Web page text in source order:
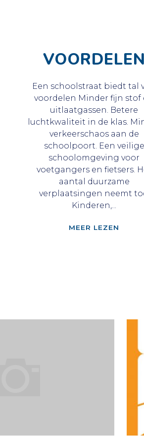
VOORDELEN
Een schoolstraat biedt tal
voordelen Minder fijn stof
uitlaatgassen. Betere
luchtkwaliteit in de klas.
verkeerschaos aan de
schoolpoort. Een veilige
schoolomgeving voor
voetgangers en fietsers.
aantal duurzame
verplaatsingen neemt
Kinderen,...
MEER LEZEN